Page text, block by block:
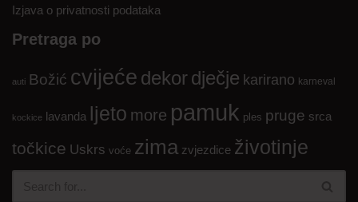
Izjava o privatnosti podataka
Pretraga po
auti Božić cvijeće dekordječje karirano karneval
kockice lavanda ljeto more pamuk ples pruge srca
točkice Uskrs voće zima zvjezdice životinje